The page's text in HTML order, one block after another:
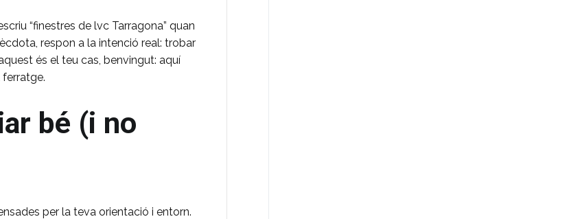
“finestres de lvc Tarragona” quan
respon a la intenció real: trobar
és el teu cas, benvingut: aquí
ferratge.
bé (i no
per la teva orientació i entorn.